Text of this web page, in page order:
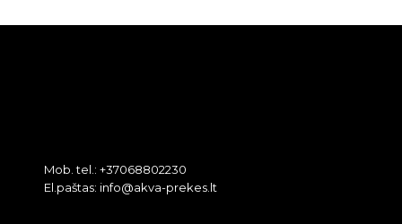
Mob. tel.: +37068802230
El.paštas: info@akva-prekes.lt